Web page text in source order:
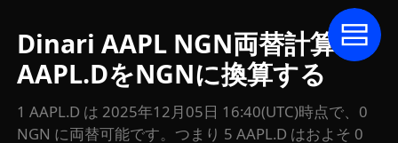
Dinari AAPL NGN両替計算：
AAPL.DをNGNに換算する
1 AAPL.D は 2025年12月05日 16:40(UTC)時点で、0
NGN に両替可能です。つまり 5 AAPL.D はおよそ 0